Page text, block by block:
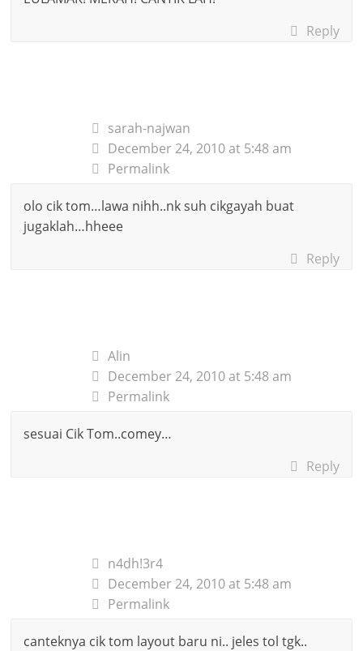
Reply
sarah-najwan
December 24, 2010 at 5:48 am
Permalink
olo cik tom…lawa nihh..nk suh cikgayah buat
jugaklah…hheee
Reply
Alin
December 24, 2010 at 5:48 am
Permalink
sesuai Cik Tom..comey…
Reply
n4dh!3r4
December 24, 2010 at 5:48 am
Permalink
canteknya cik tom layout baru ni.. jeles tol tgk..